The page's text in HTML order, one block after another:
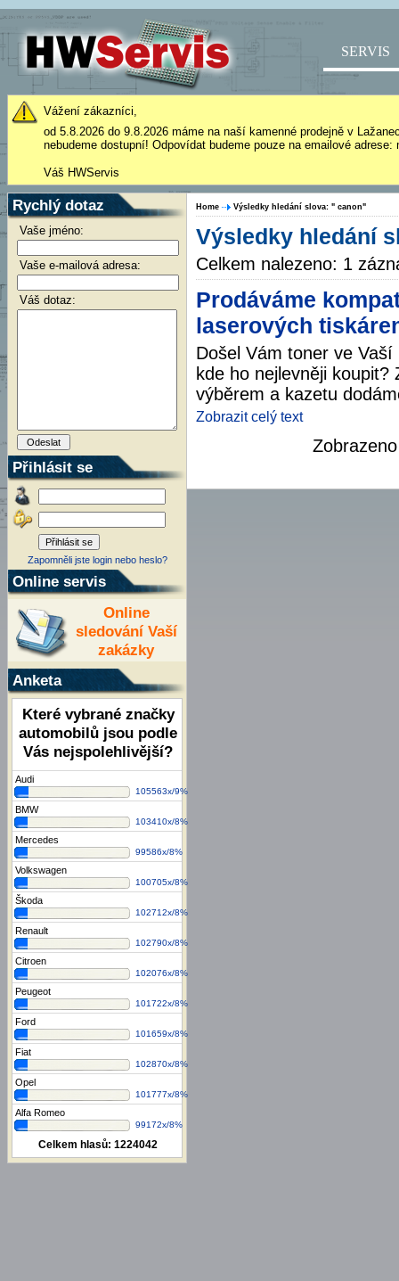
SERVIS
Vážení zákazníci,
od 5.8.2026 do 9.8.2026 máme na naší kamenné prodejně v
nebudeme dostupní! Odpovídat budeme pouze na emailové
Váš HWServis
Rychlý dotaz
Vaše jméno:
Vaše e-mailová adresa:
Váš dotaz:
Přihlásit se
Zapomněli jste login nebo heslo?
Online servis
Online
sledování Vaší
zakázky
Anketa
Které vybrané značky
automobilů jsou podle
Vás nejspolehlivější?
Audi
105563x/9%
BMW
103410x/8%
Mercedes
99586x/8%
Volkswagen
100705x/8%
Škoda
102712x/8%
Renault
102790x/8%
Citroen
102076x/8%
Peugeot
101722x/8%
Ford
101659x/8%
Fiat
102870x/8%
Opel
101777x/8%
Alfa Romeo
99172x/8%
Celkem hlasů: 1224042
Home Výsledky hledání slova: " canon"
Výsledky hledání
Celkem nalezeno: 1
Prodáváme
laserových
Došel Vám toner ve
kde ho nejlevněji
výběrem a kazetu
Zobrazit celý text